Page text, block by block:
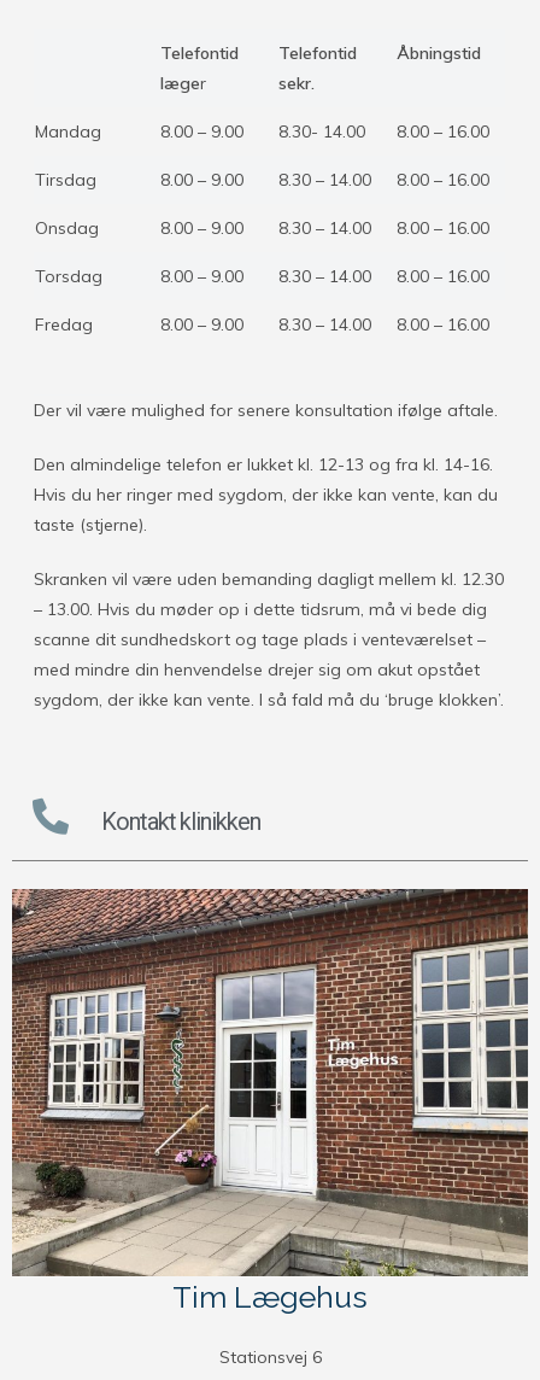
Telefontid
læger
Telefontid
sekr.
Åbningstid
Mandag 8.00 – 9.00 8.30- 14.00 8.00 – 16.00
Tirsdag 8.00 – 9.00 8.30 – 14.00 8.00 – 16.00
Onsdag 8.00 – 9.00 8.30 – 14.00 8.00 – 16.00
Torsdag 8.00 – 9.00 8.30 – 14.00 8.00 – 16.00
Fredag 8.00 – 9.00 8.30 – 14.00 8.00 – 16.00
Der vil være mulighed for senere konsultation ifølge aftale.
Den almindelige telefon er lukket kl. 12-13 og fra kl. 14-16.
Hvis du her ringer med sygdom, der ikke kan vente, kan du
taste (stjerne).
Skranken vil være uden bemanding dagligt mellem kl. 12.30
– 13.00. Hvis du møder op i dette tidsrum, må vi bede dig
scanne dit sundhedskort og tage plads i venteværelset –
med mindre din henvendelse drejer sig om akut opstået
sygdom, der ikke kan vente. I så fald må du ‘bruge klokken’.
Kontakt klinikken
Tim Lægehus
Stationsvej 6